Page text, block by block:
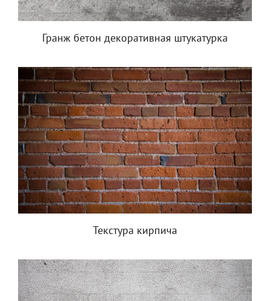
Гранж бетон декоративная штукатурка
Текстура кирпича